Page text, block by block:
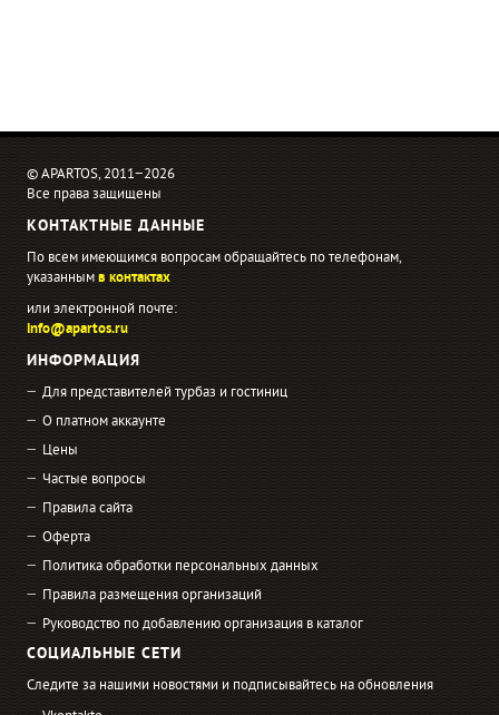
© APARTOS, 2011−2026
Все права защищены
КОНТАКТНЫЕ ДАННЫЕ
По всем имеющимся вопросам обращайтесь по телефонам,
указаннымв контактах
или электронной почте:
info@apartos.ru
ИНФОРМАЦИЯ
Для представителей турбаз и гостиниц
О платном аккаунте
Цены
Частые вопросы
Правила сайта
Оферта
Политика обработки персональных данных
Правила размещения организаций
Руководство по добавлению организация в каталог
СОЦИАЛЬНЫЕ СЕТИ
Следите за нашими новостями и подписывайтесь на обновления